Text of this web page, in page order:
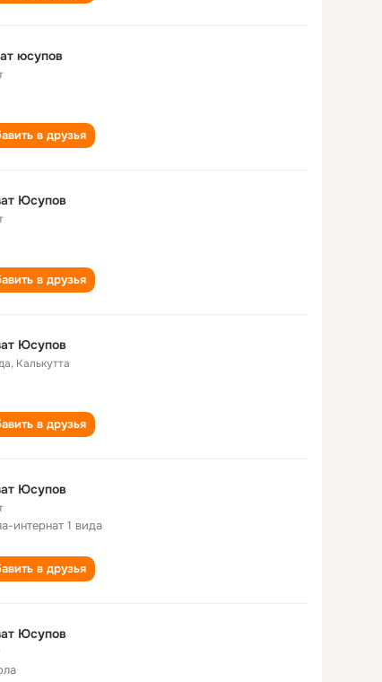
юсупов
в друзья
Юсупов
в друзья
Юсупов
, Калькутта
в друзья
Хамзат Юсупов
интернат 1 вида
в друзья
Юсупов